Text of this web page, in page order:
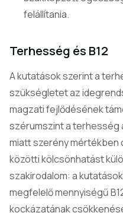
felállítania.
Terhesség és B12
A kutatások szerint a
szükségletet az
magzati fejlődésének
szérumszint a terhesség
miatt szerény mértékben
közötti kölcsönhatást
szakirodalom: a
megfelelő mennyiségű
kockázatának